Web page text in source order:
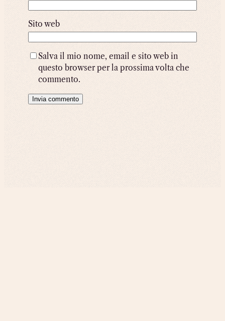
Sito web
Salva il mio nome, email e sito web in
questo browser per la prossima volta che
commento.